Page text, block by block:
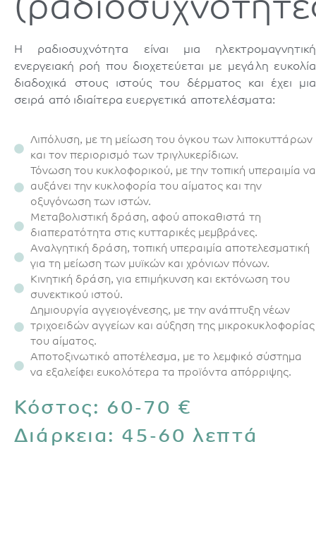
Η ραδιοσυχνότητα είναι μια ηλεκτρομαγνητική
ενεργειακή ροή που διοχετεύεται με μεγάλη ευκολία
διαδοχικά στους ιστούς του δέρματος και έχει μια
σειρά από ιδιαίτερα ευεργετικά αποτελέσματα:
Λιπόλυση, με τη μείωση του όγκου των λιποκυττάρων
και τον περιορισμό των τριγλυκερίδιων.
Τόνωση του κυκλοφορικού, με την τοπική υπεραιμία να
αυξάνει την κυκλοφορία του αίματος και την
οξυγόνωση των ιστών.
Μεταβολιστική δράση, αφού αποκαθιστά τη
διαπερατότητα στις κυτταρικές μεμβράνες.
Αναλγητική δράση, τοπική υπεραιμία αποτελεσματική
για τη μείωση των μυϊκών και χρόνιων πόνων.
Κινητική δράση, για επιμήκυνση και εκτόνωση του
συνεκτικού ιστού.
Δημιουργία αγγειογένεσης, με την ανάπτυξη νέων
τριχοειδών αγγείων και αύξηση της μικροκυκλοφορίας
του αίματος.
Αποτοξινωτικό αποτέλεσμα, με το λεμφικό σύστημα
να εξαλείφει ευκολότερα τα προϊόντα απόρριψης.
Κόστος: 60-70 €
Διάρκεια: 45-60 λεπτά